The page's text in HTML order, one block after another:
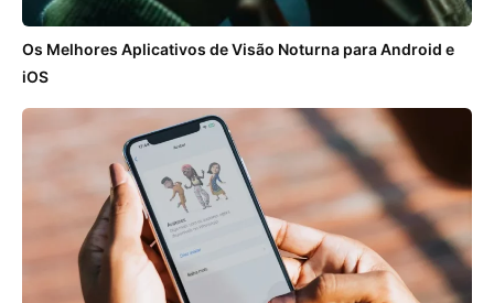
Os Melhores Aplicativos de Visão Noturna para Android e
iOS